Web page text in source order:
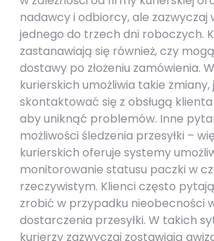
nadawcy i odbiorcy, ale zazwyczaj
jednego do trzech dni roboczych.
zastanawiają się również, czy
dostawy po złożeniu zamówienia.
kurierskich umożliwia takie
skontaktować się z obsługą
aby uniknąć problemów. Inne
możliwości śledzenia przesyłki –
kurierskich oferuje systemy
monitorowanie statusu paczki w
rzeczywistym. Klienci często
zrobić w przypadku nieobecności
dostarczenia przesyłki. W takich
kurierzy zazwyczaj zostawiają